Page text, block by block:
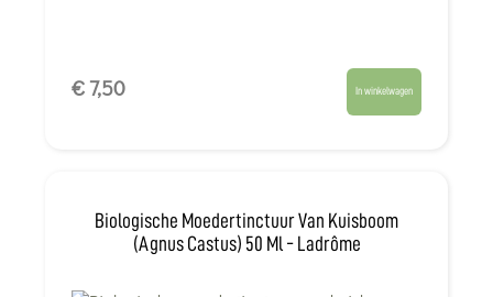
€ 7,50 In winkelwagen
Biologische Moedertinctuur Van Kuisboom
(Agnus Castus) 50 Ml - Ladrôme